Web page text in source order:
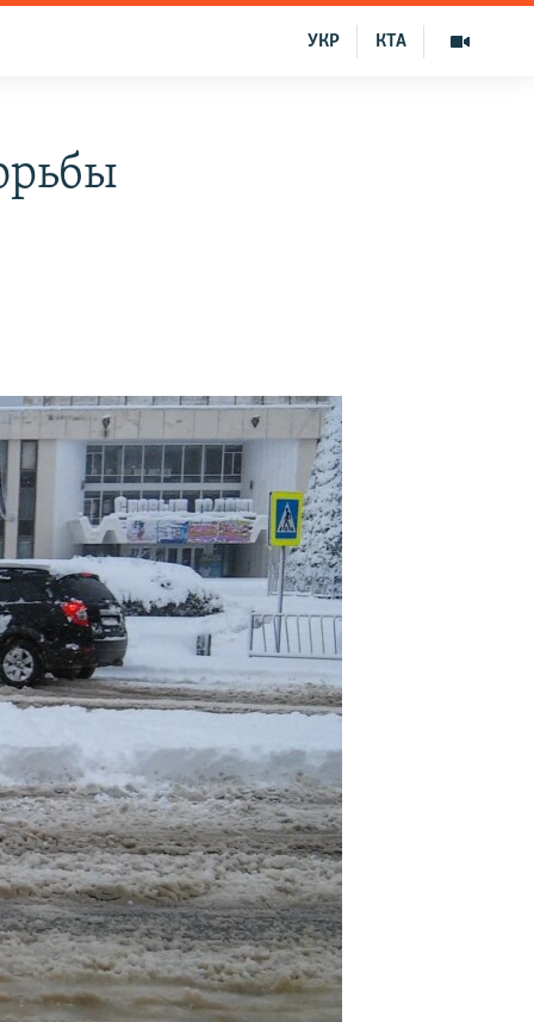
КТА
УКР